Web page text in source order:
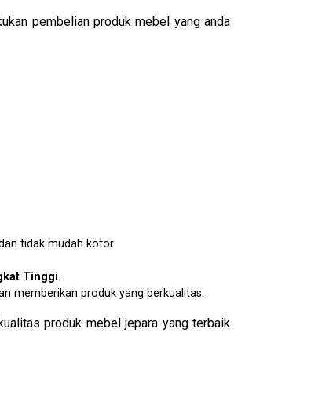
pembelian produk mebel yang anda
tidak mudah kotor.
Tinggi.
memberikan produk yang berkualitas.
produk mebel jepara yang terbaik